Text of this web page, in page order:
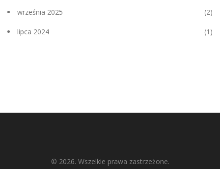
września 2025 (2)
lipca 2024 (1)
© 2026. Wszelkie prawa zastrzeżone.